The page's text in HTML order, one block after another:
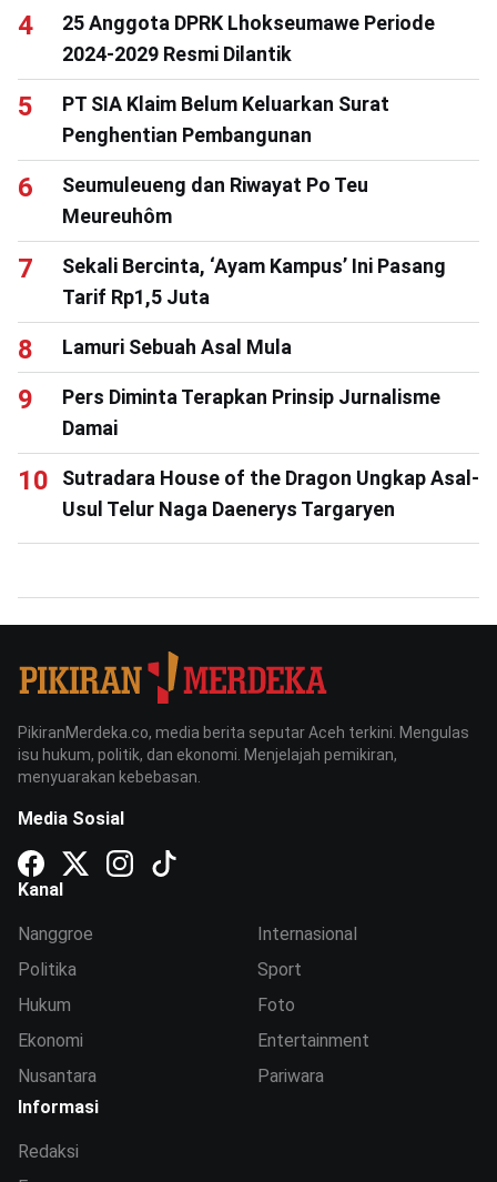
25 Anggota DPRK Lhokseumawe Periode
2024-2029 Resmi Dilantik
PT SIA Klaim Belum Keluarkan Surat
Penghentian Pembangunan
Seumuleueng dan Riwayat Po Teu
Meureuhôm
Sekali Bercinta, ‘Ayam Kampus’ Ini Pasang
Tarif Rp1,5 Juta
Lamuri Sebuah Asal Mula
Pers Diminta Terapkan Prinsip Jurnalisme
Damai
Sutradara House of the Dragon Ungkap Asal-
Usul Telur Naga Daenerys Targaryen
PikiranMerdeka.co, media berita seputar Aceh terkini. Mengulas
isu hukum, politik, dan ekonomi. Menjelajah pemikiran,
menyuarakan kebebasan.
Media Sosial
Kanal
Nanggroe
Politika
Hukum
Ekonomi
Nusantara
Internasional
Sport
Foto
Entertainment
Pariwara
Informasi
Redaksi